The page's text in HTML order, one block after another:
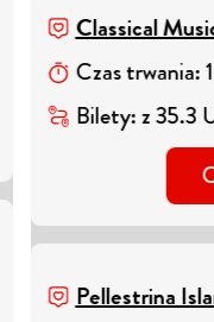
Classical
Czas trwania:1
Bilety:z35.3
Pellestrina